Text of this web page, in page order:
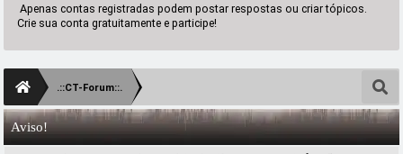
Apenas contas registradas podem postar respostas ou criar tópicos.
Crie sua conta gratuitamente e participe!
.::CT-Forum::.
Aviso!